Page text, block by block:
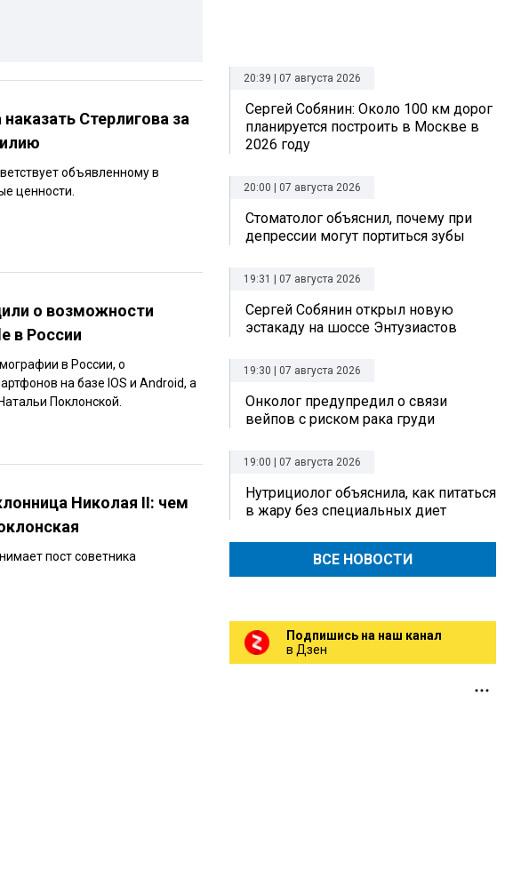
Стерлигова за
объявленному в
ценности.
о возможности
в России
в России, о
на базе IOS и Android, а
Поклонской.
Николая II: чем
пост советника
20:39 | 07 августа 2026
Сергей Собянин: Около 100 км дорог
планируется построить в Москве в
2026 году
20:00 | 07 августа 2026
Стоматолог объяснил, почему при
депрессии могут портиться зубы
19:31 | 07 августа 2026
Сергей Собянин открыл новую
эстакаду на шоссе Энтузиастов
19:30 | 07 августа 2026
Онколог предупредил о связи
вейпов с риском рака груди
19:00 | 07 августа 2026
Нутрициолог объяснила, как питаться
в жару без специальных диет
ВСЕ НОВОСТИ
Подпишись на наш канал
в Дзен